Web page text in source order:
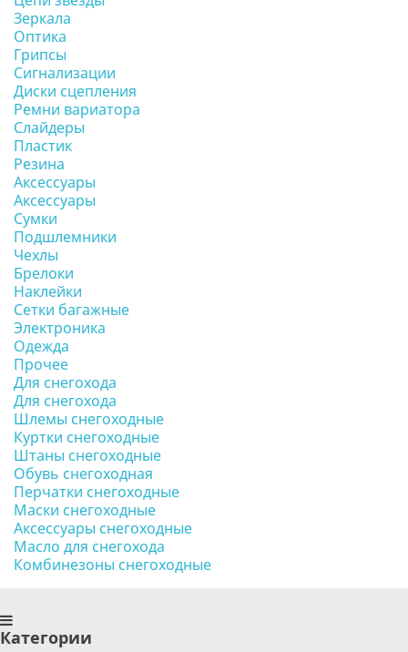
Зеркала
Оптика
Грипсы
Сигнализации
Диски сцепления
Ремни вариатора
Слайдеры
Пластик
Резина
Аксессуары
Аксессуары
Сумки
Подшлемники
Чехлы
Брелоки
Наклейки
Сетки багажные
Электроника
Одежда
Прочее
Для снегохода
Для снегохода
Шлемы снегоходные
Куртки снегоходные
Штаны снегоходные
Обувь снегоходная
Перчатки снегоходные
Маски снегоходные
Аксессуары снегоходные
Масло для снегохода
Комбинезоны снегоходные
Категории